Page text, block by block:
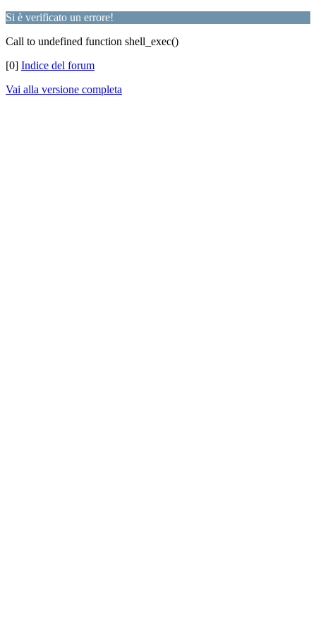
Si è verificato un errore!
Call to undefined function shell_exec()
[0] Indice del forum
Vai alla versione completa